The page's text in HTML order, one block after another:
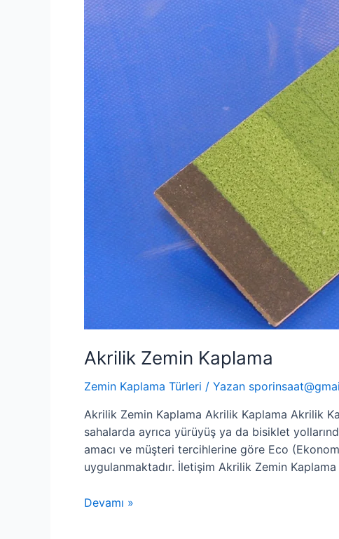
Akrilik Zemin Kaplama
Zemin Kaplama Türleri / Yazan
Akrilik Zemin Kaplama Akrilik Kaplama Akrilik
sahalarda ayrıca yürüyüş ya da bisiklet
amacı ve müşteri tercihlerine göre Eco
uygulanmaktadır. İletişim Akrilik Zemin
Devamı »